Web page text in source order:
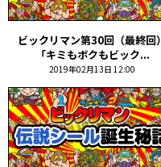
ビックリマン第30回（最終回）
「キミもボクもビック...
2019年02月13日 12:00